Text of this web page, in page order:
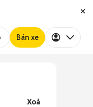
Bán xe
Xoá